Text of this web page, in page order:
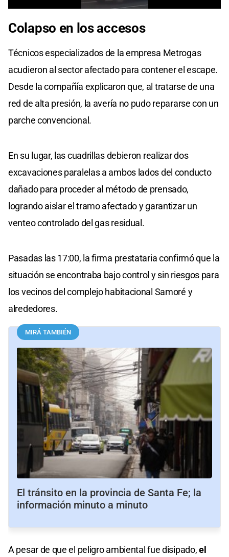
of
Colapso en los accesos
Técnicos especializados de la empresa Metrogas
acudieron al sector afectado para contener el escape.
Desde la compañía explicaron que, al tratarse de una
red de alta presión, la avería no pudo repararse con un
parche convencional.
En su lugar, las cuadrillas debieron realizar dos
excavaciones paralelas a ambos lados del conducto
dañado para proceder al método de prensado,
logrando aislar el tramo afectado y garantizar un
venteo controlado del gas residual.
Pasadas las 17:00, la firma prestataria confirmó que la
situación se encontraba bajo control y sin riesgos para
los vecinos del complejo habitacional Samoré y
alrededores.
MIRÁ TAMBIÉN
El tránsito en la provincia de Santa Fe; la
información minuto a minuto
A pesar de que el peligro ambiental fue disipado,el